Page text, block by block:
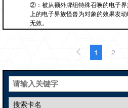
②：被从额外牌组特殊召唤的电子
上的电子界族怪兽为对象的效果发
无效。
1 2